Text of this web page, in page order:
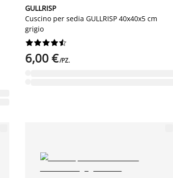
GULLRISP
Cuscino per sedia GULLRISP 40x40x5 cm
grigio






6,00 €/PZ.